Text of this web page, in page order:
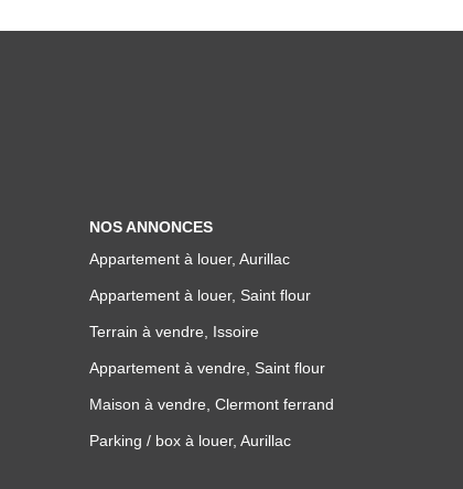
NOS ANNONCES
Appartement à louer, Aurillac
Appartement à louer, Saint flour
Terrain à vendre, Issoire
Appartement à vendre, Saint flour
Maison à vendre, Clermont ferrand
Parking / box à louer, Aurillac